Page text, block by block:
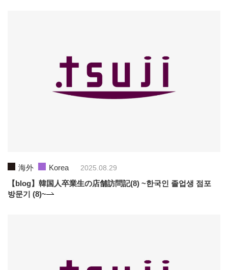
海外 Korea 2025.08.29
【blog】韓国人卒業生の店舗訪問記(8) ~한국인 졸업생 점포
방문기 (8)~